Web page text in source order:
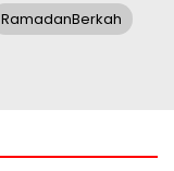
RamadanBerkah